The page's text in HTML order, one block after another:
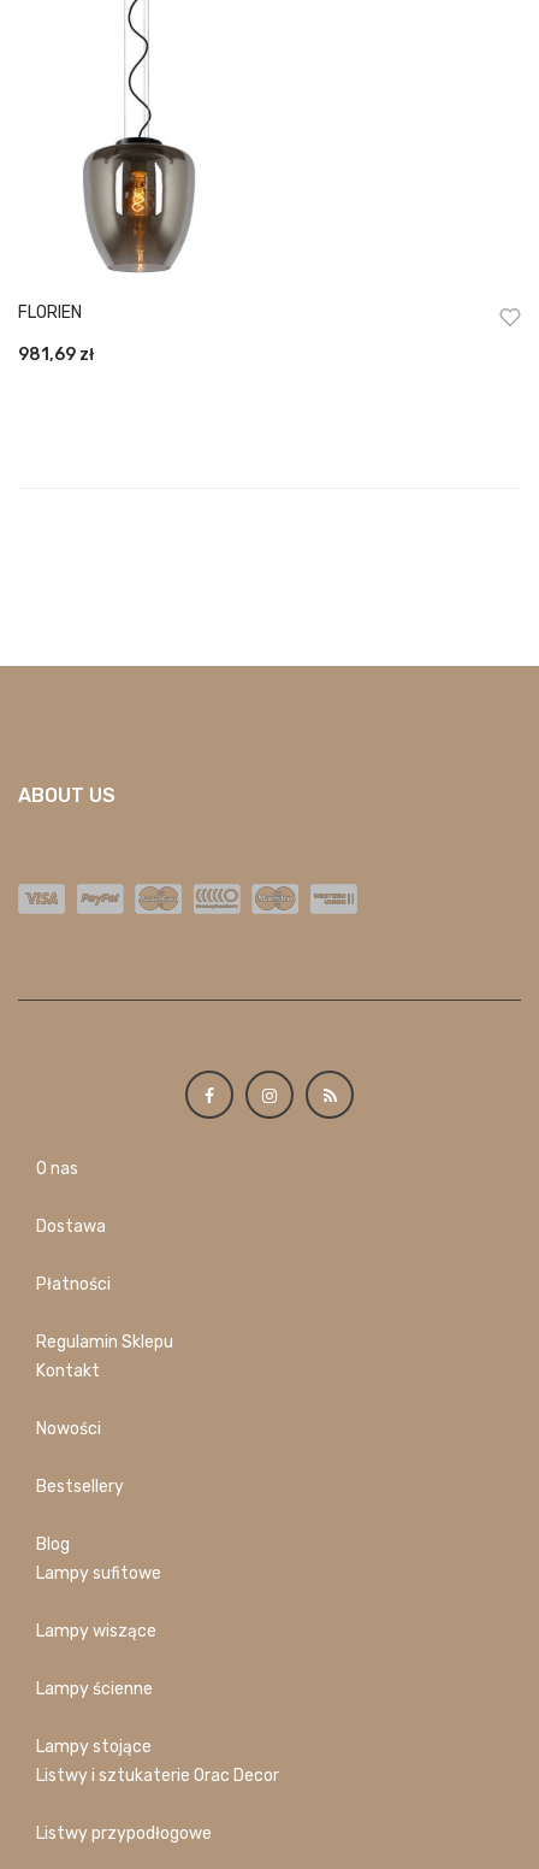
FLORIEN
981,69 zł
ABOUT US
O nas
Dostawa
Płatności
Regulamin Sklepu
Kontakt
Nowości
Bestsellery
Blog
Lampy sufitowe
Lampy wiszące
Lampy ścienne
Lampy stojące
Listwy i sztukaterie Orac Decor
Listwy przypodłogowe